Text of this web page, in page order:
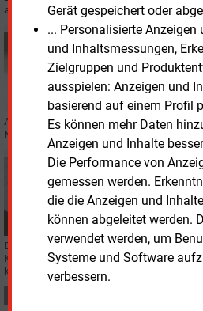
Gerät gespeichert oder
... Personalisierte Anzeigen
und Inhaltsmessungen,
Zielgruppen und
ausspielen: Anzeigen und
basierend auf einem Profil
Es können mehr Daten
Anzeigen und Inhalte
Die Performance von
gemessen werden.
die die Anzeigen und
können abgeleitet werden.
verwendet werden, um
Systeme und Software
verbessern.
abgeschrieben.
PERSONALIE
Neue Offshore-Chefin
Anna Mascolo wechselt von Shell zu Vestas
Nord- und Mitteleuropa sowie das
E&M PERSONALIE
Stadtwerke-Chef
Der Geschäftsführer-Vertrag einer
Kooperation sieht die automatische
kündigt. Jetzt hat der Amtsinhaber gekündigt.